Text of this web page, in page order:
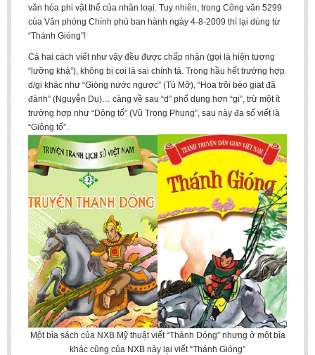
văn hóa phi vật thể của nhân loại. Tuy nhiên, trong Công văn 5299
của Văn phòng Chính phủ ban hành ngày 4-8-2009 thì lại dùng từ
“Thánh Gióng”!
Cả hai cách viết như vậy đều được chấp nhận (gọi là hiện tượng
“lưỡng khả”), không bị coi là sai chính tả. Trong hầu hết trường hợp
d/gi khác như “Giòng nước ngược” (Tú Mỡ), “Hoa trôi bèo giạt đã
đành” (Nguyễn Du)… càng về sau “d” phổ dụng hơn “gi”, trừ một ít
trường hợp như “Dông tố” (Vũ Trọng Phụng”, sau này đa số viết là
“Giông tố”.
Một bìa sách của NXB Mỹ thuật viết “Thánh Dóng” nhưng ở một bìa
khác cũng của NXB này lại viết “Thánh Gióng”